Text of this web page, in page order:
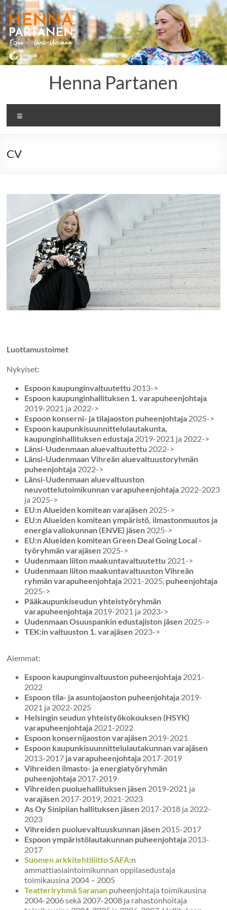
Skip
to
content
Henna Partanen
CV
Luottamustoimet
Nykyiset:
Espoon kaupunginvaltuutettu 2013->
Espoon kaupunginhallituksen 1. varapuheenjohtaja
2019-2021 ja 2022->
Espoon konserni- ja tilajaoston puheenjohtaja 2025->
Espoon kaupunkisuunnittelulautakunta,
kaupunginhallituksen edustaja 2019-2021 ja 2022->
Länsi-Uudenmaan aluevaltuutettu 2022->
Länsi-Uudenmaan Vihreän aluevaltuustoryhmän
puheenjohtaja 2022->
Länsi-Uudenmaan aluevaltuuston
neuvottelutoimikunnan varapuheenjohtaja 2022-2023
ja 2025->
EU:n Alueiden komitean varajäsen 2025->
EU:n Alueiden komitean ympäristö, ilmastonmuutos ja
energia valiokunnan (ENVE) jäsen 2025->
EU:n Alueiden komitean Green Deal Going Local -
työryhmän varajäsen 2025->
Uudenmaan liiton maakuntavaltuutettu 2021->
Uudenmaan liiton maakuntavaltuuston Vihreän
ryhmän varapuheenjohtaja 2021-2025, puheenjohtaja
2025->
Pääkaupunkiseudun yhteistyöryhmän
varapuheenjohtaja 2019-2021 ja 2023->
Uudenmaan Osuuspankin edustajiston jäsen 2025->
TEK:in valtuuston 1. varajäsen 2023->
Aiemmat:
Espoon kaupunginvaltuuston puheenjohtaja 2021-
2022
Espoon tila- ja asuntojaoston puheenjohtaja 2019-
2021 ja 2022-2025
Helsingin seudun yhteistyökokouksen (HSYK)
varapuheenjohtaja 2021-2022
Espoon konsernijaoston varajäsen 2019-2021
Espoon kaupunkisuunnittelulautakunnan varajäsen
2013-2017 ja varapuheenjohtaja 2017-2019
Vihreiden ilmasto- ja energiatyöryhmän
puheenjohtaja 2017-2019
Vihreiden puoluehallituksen jäsen 2019-2021 ja
varajäsen 2017-2019, 2021-2023
As Oy Sinipiian hallituksen jäsen 2017-2018 ja 2022-
2023
Vihreiden puoluevaltuuskunnan jäsen 2015-2017
Espoon ympäristölautakunnan puheenjohtaja 2013-
2017
Suomen arkkitehtiliitto SAFA:n
ammattiasiaintoimikunnan oppilasedustaja
toimikausina 2004 – 2005
Teatteriryhmä Saranan puheenjohtaja toimikausina
2004-2006 sekä 2007-2008 ja rahastonhoitaja